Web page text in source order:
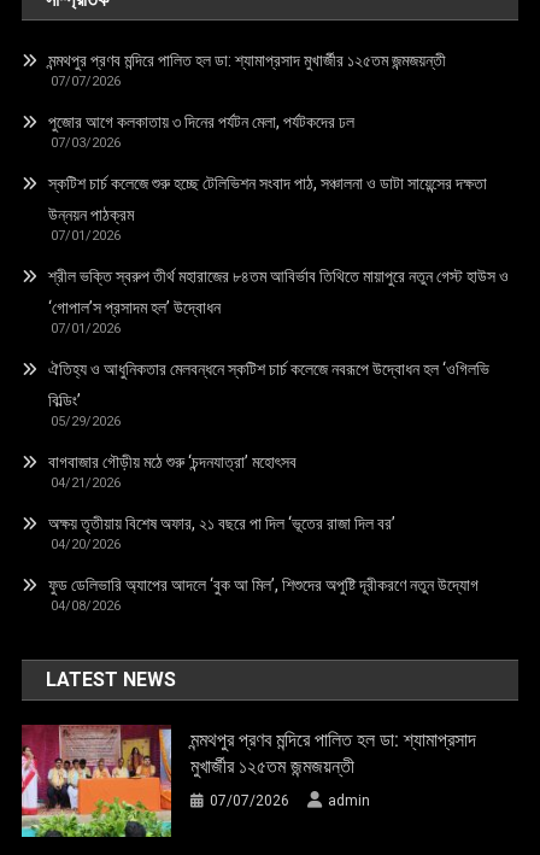
মন্মথপুর প্রণব মন্দিরে পালিত হল ডা: শ্যামাপ্রসাদ মুখার্জীর ১২৫তম জন্মজয়ন্তী
07/07/2026
পুজোর আগে কলকাতায় ৩ দিনের পর্যটন মেলা, পর্যটকদের ঢল
07/03/2026
স্কটিশ চার্চ কলেজে শুরু হচ্ছে টেলিভিশন সংবাদ পাঠ, সঞ্চালনা ও ডাটা সায়েন্সের দক্ষতা
উন্নয়ন পাঠক্রম
07/01/2026
শ্রীল ভক্তি স্বরুপ তীর্থ মহারাজের ৮৪তম আবির্ভাব তিথিতে মায়াপুরে নতুন গেস্ট হাউস ও
‘গোপাল’স প্রসাদম হল’ উদ্বোধন
07/01/2026
ঐতিহ্য ও আধুনিকতার মেলবন্ধনে স্কটিশ চার্চ কলেজে নবরূপে উদ্বোধন হল ‘ওগিলভি
বিল্ডিং’
05/29/2026
বাগবাজার গৌড়ীয় মঠে শুরু ‘চন্দনযাত্রা’ মহোৎসব
04/21/2026
অক্ষয় তৃতীয়ায় বিশেষ অফার, ২১ বছরে পা দিল ‘ভূতের রাজা দিল বর’
04/20/2026
ফুড ডেলিভারি অ্যাপের আদলে ‘বুক আ মিল’, শিশুদের অপুষ্টি দূরীকরণে নতুন উদ্যোগ
04/08/2026
LATEST NEWS
মন্মথপুর প্রণব মন্দিরে পালিত হল ডা: শ্যামাপ্রসাদ
মুখার্জীর ১২৫তম জন্মজয়ন্তী
07/07/2026 admin